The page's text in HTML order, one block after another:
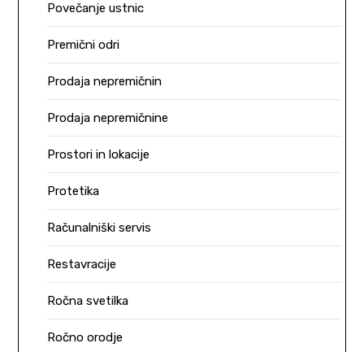
Povečanje ustnic
Premični odri
Prodaja nepremičnin
Prodaja nepremičnine
Prostori in lokacije
Protetika
Računalniški servis
Restavracije
Ročna svetilka
Ročno orodje